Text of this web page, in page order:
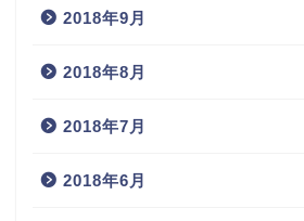
2018年9月
2018年8月
2018年7月
2018年6月